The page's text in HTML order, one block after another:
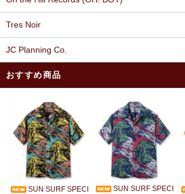
Tres Noir
JC Planning Co.
おすすめ商品
SUN SURF SPECI
SUN SURF SPECI